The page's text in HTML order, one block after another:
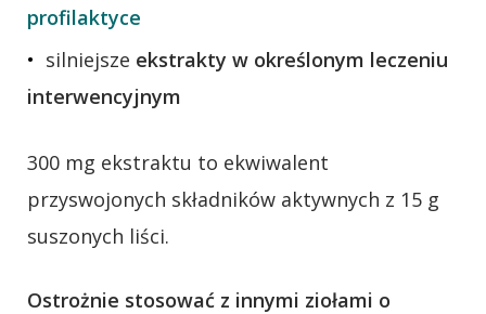
profilaktyce
silniejsze ekstrakty w określonym leczeniu
interwencyjnym
300 mg ekstraktu to ekwiwalent
przyswojonych składników aktywnych z 15 g
suszonych liści.
Ostrożnie stosować z innymi ziołami o